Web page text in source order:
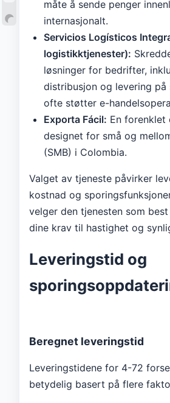
måte å sende penger
internasjonalt.
Servicios Logísticos
logistikktjenester):
løsninger for bedrifter,
distribusjon og levering på
ofte støtter e-
Exporta Fácil: En forenklet
designet for små og
(SMB) i Colombia.
Valget av tjeneste påvirker
kostnad og
velger den tjenesten som
dine krav til hastighet og
Leveringstid og
Beregnet leveringstid
Leveringstidene for 4-72
betydelig basert på flere